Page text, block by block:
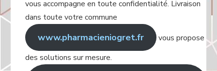
vous accompagne en toute confidentialité. Livraison
dans toute votre commune
www.pharmacieniogret.fr
vous propose
des solutions sur mesure.